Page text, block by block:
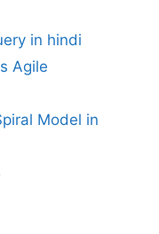
in hindi
Agile
Model in